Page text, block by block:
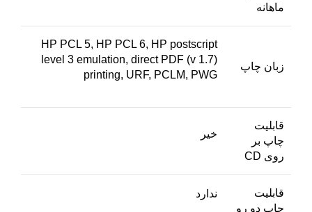
ماهانه
زبان چاپ
HP PCL 5, HP PCL 6, HP postscript
level 3 emulation, direct PDF (v 1.7)
printing, URF, PCLM, PWG
قابلیت
چاپ بر
روی CD
خیر
قابلیت
چاپ دو رو
ندارد